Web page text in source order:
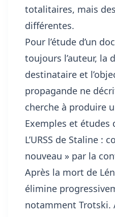
totalitaires, mais
différentes.
Pour l’étude d’un
toujours l’auteur, la
destinataire et
propagande ne
cherche à produire
Exemples et études
L’URSS de Staline :
nouveau » par la
Après la mort de
élimine
notamment Trotski.